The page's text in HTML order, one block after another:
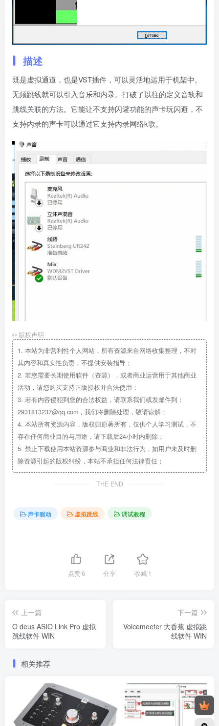
描述
既是虚拟通道，也是VST插件，可以灵活地运用于机架中。
无须跳线就可以引入音乐和内录。打破了以往的定义音轨和
跳线关联的方法。它能让不支持闪避功能的声卡玩闪避，不
支持内录的声卡可以通过它支持内录网络k歌。
© 版权声明
1. 本站为非营利性个人网站，所有资源来自网络收集整理，不对
其内容和真实性负责，不提供安装指导；
2. 若您需要长期使用软件（资源），或者商业运营用于其他商业
活动，请您购买支持正版授权并合法使用；
3. 若有内容侵犯到您的合法权益，请联系我们或发邮件到：
2931813237@qq.com，我们将删除处理，敬请谅解；
4. 本站所有资源内容，版权归原著所有，仅供个人学习测试，不
存在任何商业目的与用途，请下载后24小时内删除；
5. 禁止下载使用本站资源参与商业和非法行为，如用户未及时删
除资源引起的版权纠纷，本站不承担任何法律责任；
THE END
声卡驱动 虚拟跳线 调试教程
点赞6 分享 收藏1
上一篇
O deus ASIO Link Pro 虚拟
跳线软件 WIN
下一篇
Voicemeeter 大香蕉 虚拟跳
线软件 WIN
相关推荐